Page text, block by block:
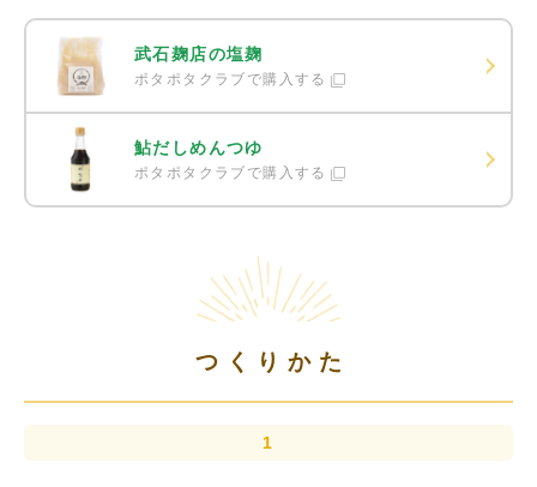
武石麹店の塩麹
ポタポタクラブで購入する
鮎だしめんつゆ
ポタポタクラブで購入する
つくりかた